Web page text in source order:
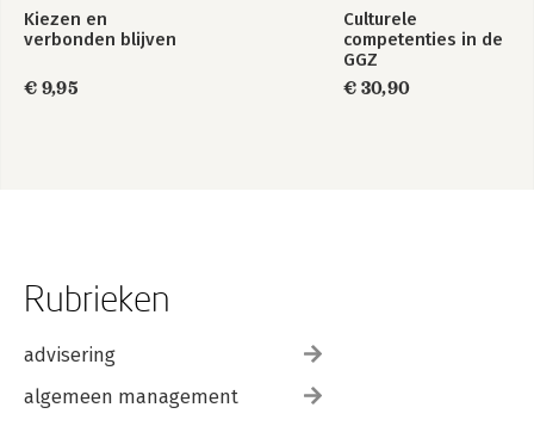
Kiezen en
verbonden blijven
€ 9,95
Culturele
competenties in de
GGZ
€ 30,90
Rubrieken
advisering
algemeen management